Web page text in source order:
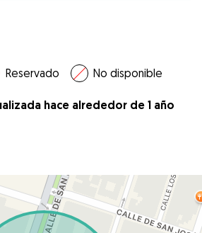
Reservado No disponible
hace alrededor de 1 año